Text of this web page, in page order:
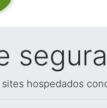
hospedados